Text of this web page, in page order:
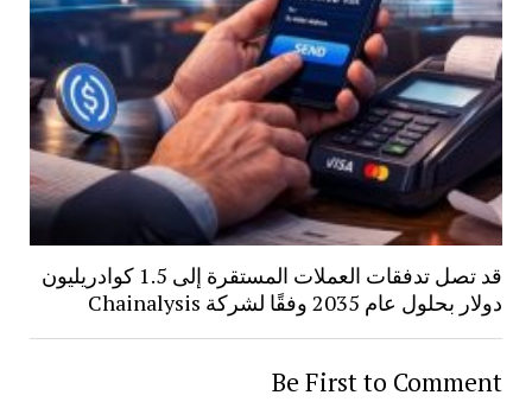
قد تصل تدفقات العملات المستقرة إلى 1.5 كوادريليون
دولار بحلول عام 2035 وفقًا لشركة Chainalysis
Be First to Comment